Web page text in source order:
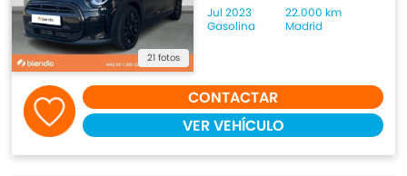
21 fotos
Jul 2023
22.000 km
Gasolina
Madrid
CONTACTAR
VER VEHÍCULO